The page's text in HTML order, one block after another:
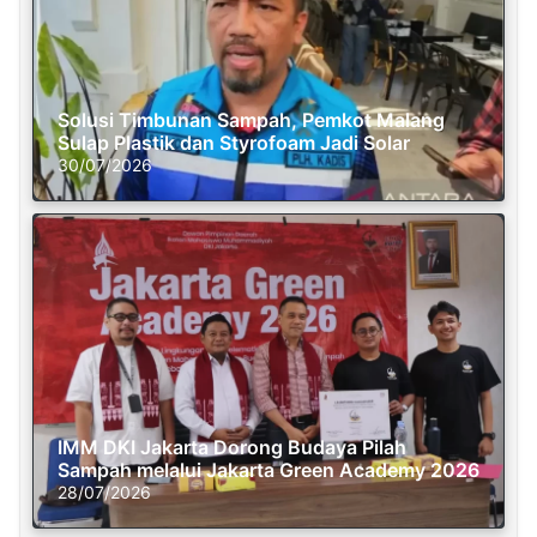
Solusi Timbunan Sampah, Pemkot Malang
Sulap Plastik dan Styrofoam Jadi Solar
30/07/2026
IMM DKI Jakarta Dorong Budaya Pilah
Sampah melalui Jakarta Green Academy 2026
28/07/2026